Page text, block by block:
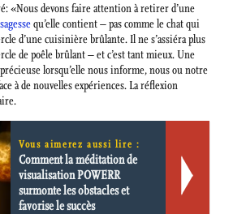
«Nous devons faire attention à retirer d’une
sagessequ’elle contient – pas comme le chat qui
d’une cuisinière brûlante. Il ne s’assiéra plus
de poêle brûlant – et c’est tant mieux. Une
lorsqu’elle nous informe, nous ou notre
à de nouvelles expériences. La réflexion
Vous aimerez aussi lire :
Comment la méditation de
visualisation POWERR
surmonte les obstacles et
favorise le succès